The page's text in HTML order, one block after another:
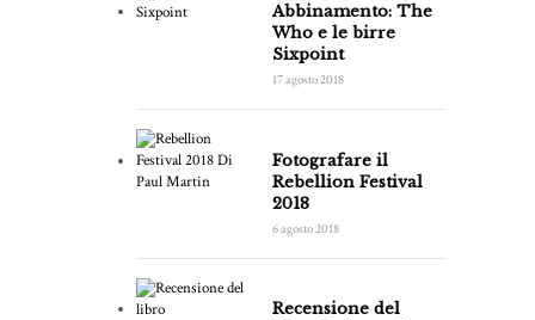
Abbinamento: The
Who e le birre
Sixpoint
17 agosto 2018
Fotografare il
Rebellion Festival
2018
6 agosto 2018
Recensione del